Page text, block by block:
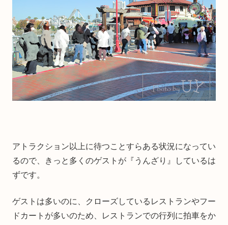
アトラクション以上に待つことすらある状況になってい
るので、きっと多くのゲストが『うんざり』しているは
ずです。
ゲストは多いのに、クローズしているレストランやフー
ドカートが多いのため、レストランでの行列に拍車をか